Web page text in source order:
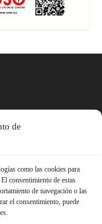
de
como las cookies para
consentimiento de estas
de navegación o las
el consentimiento, puede